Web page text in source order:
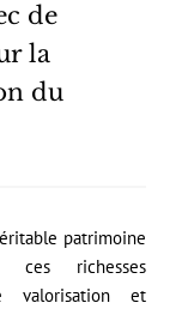
de
la
du
patrimoine
richesses
valorisation et